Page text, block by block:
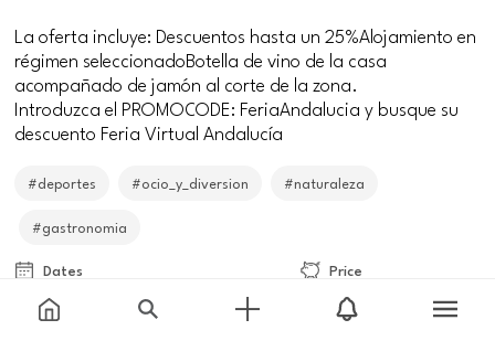
La oferta incluye: Descuentos hasta un 25%Alojamiento en
régimen seleccionadoBotella de vino de la casa
acompañado de jamón al corte de la zona.
Introduzca el PROMOCODE: FeriaAndalucia y busque su
descuento Feria Virtual Andalucía
#deportes #ocio_y_diversion #naturaleza
#gastronomia
Dates
From01-07-20to 20-09-20
Price
46€